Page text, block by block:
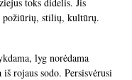
stilių, kultūrų.
lyg norėdama
rojaus sodo. Persisvėrusi